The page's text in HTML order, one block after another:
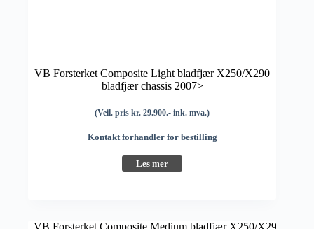
VB Forsterket Composite Light bladfjær X250/X290
bladfjær chassis 2007>
(Veil. pris kr. 29.900.- ink. mva.)
Kontakt forhandler for bestilling
Les mer